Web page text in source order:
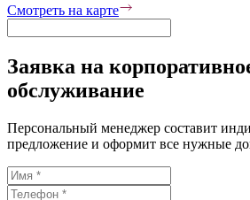
Смотреть на карте
Заявка на
обслуживание
Персональный менеджер составит
предложение и оформит все нужные